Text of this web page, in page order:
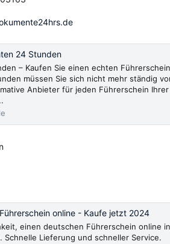
24 Stunden
– Kaufen Sie einen echten
müssen Sie sich nicht mehr ständig
Anbieter für jeden Führerschein Ihrer
online - Kaufe jetzt 2024
einen deutschen Führerschein online
Schnelle Lieferung und schneller Service.